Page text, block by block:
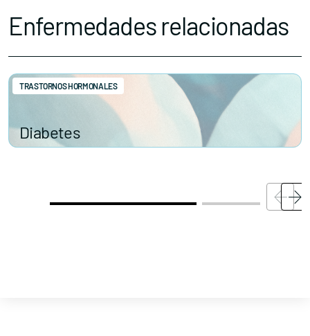
Enfermedades relacionadas
Diabetes
TRASTORNOS HORMONALES